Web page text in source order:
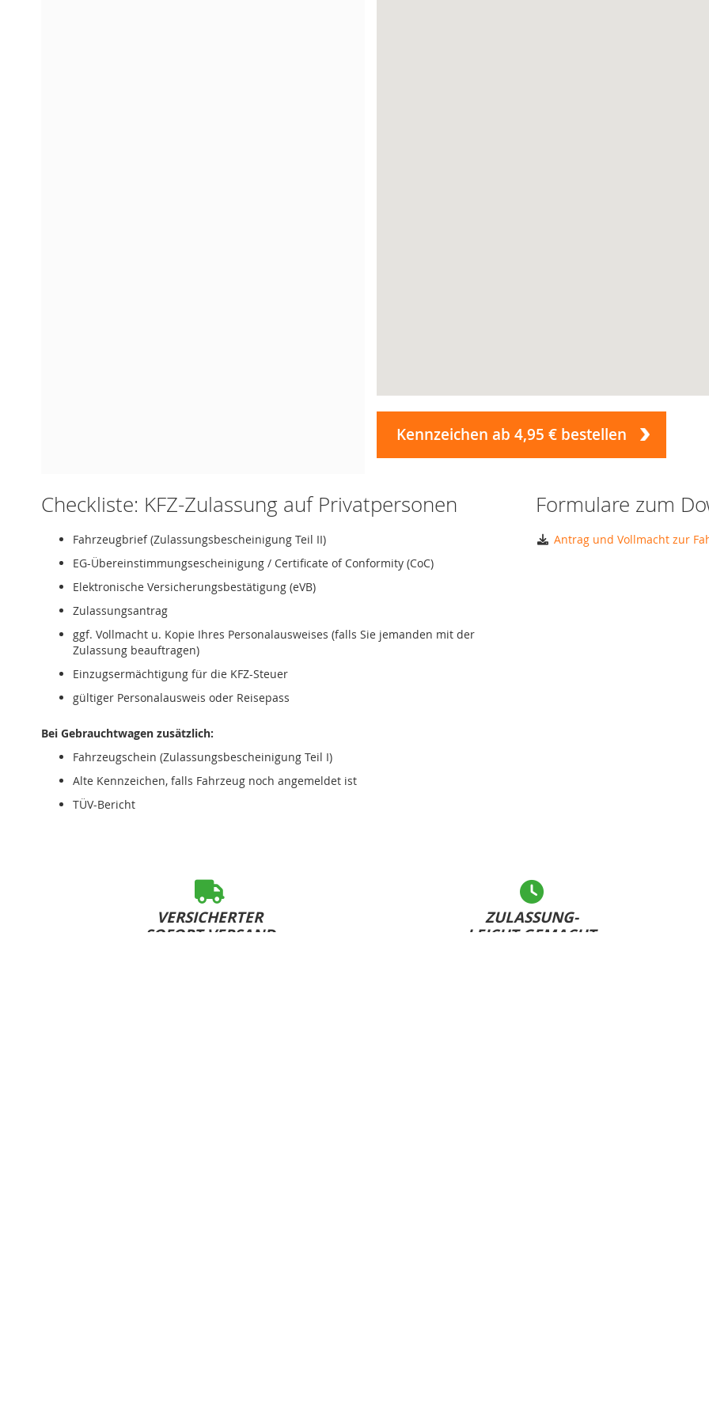
Kennzeichen ab 4,95 € bestellen
Checkliste: KFZ-Zulassung auf Privatpersonen
Fahrzeugbrief (Zulassungsbescheinigung Teil II)
EG-Übereinstimmungsescheinigung / Certificate of Conformity (CoC)
Elektronische Versicherungsbestätigung (eVB)
Zulassungsantrag
ggf. Vollmacht u. Kopie Ihres Personalausweises (falls Sie jemanden mit der
Zulassung beauftragen)
Einzugsermächtigung für die KFZ-Steuer
gültiger Personalausweis oder Reisepass
Bei Gebrauchtwagen zusätzlich:
Fahrzeugschein (Zulassungsbescheinigung Teil I)
Alte Kennzeichen, falls Fahrzeug noch angemeldet ist
TÜV-Bericht
Formulare zum
Antrag und Vollmacht zur
VERSICHERTER
SOFORT-VERSAND
ZULASSUNG-
LEICHT GEMACHT